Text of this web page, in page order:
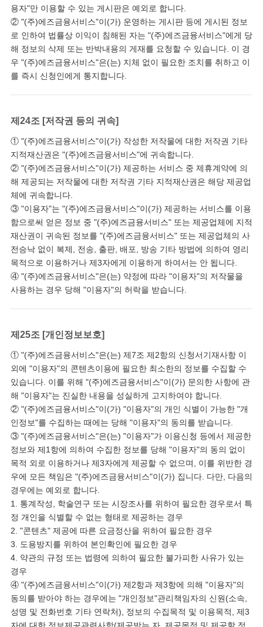
용자"만 이용할 수 있는 게시판은 예외로 합니다.
② "(주)에즈금융서비스"이(가) 운영하는 게시판 등에 게시된 정보
로 인하여 법률상 이익이 침해된 자는 "(주)에즈금융서비스"에게 당
해 정보의 삭제 또는 반박내용의 게재를 요청할 수 있습니다. 이 경
우 "(주)에즈금융서비스"은(는) 지체 없이 필요한 조치를 취하고 이
를 즉시 신청인에게 통지합니다.
제24조 [저작권 등의 귀속]
① "(주)에즈금융서비스"이(가) 작성한 저작물에 대한 저작권 기타
지적재산권은 "(주)에즈금융서비스"에 귀속합니다.
② "(주)에즈금융서비스"이(가) 제공하는 서비스 중 제휴계약에 의
해 제공되는 저작물에 대한 저작권 기타 지적재산권은 해당 제공업
체에 귀속합니다.
③ "이용자"는 "(주)에즈금융서비스"이(가) 제공하는 서비스를 이용
함으로써 얻은 정보 중 "(주)에즈금융서비스" 또는 제공업체에 지적
재산권이 귀속된 정보를 "(주)에즈금융서비스" 또는 제공업체의 사
전승낙 없이 복제, 전송, 출판, 배포, 방송 기타 방법에 의하여 영리
목적으로 이용하거나 제3자에게 이용하게 하여서는 안 됩니다.
④ "(주)에즈금융서비스"은(는) 약정에 따라 "이용자"의 저작물을
사용하는 경우 당해 "이용자"의 허락을 받습니다.
제25조 [개인정보보호]
① "(주)에즈금융서비스"은(는) 제7조 제2항의 신청서기재사항 이
외에 "이용자"의 콘텐츠이용에 필요한 최소한의 정보를 수집할 수
있습니다. 이를 위해 "(주)에즈금융서비스"이(가) 문의한 사항에 관
해 "이용자"는 진실한 내용을 성실하게 고지하여야 합니다.
② "(주)에즈금융서비스"이(가) "이용자"의 개인 식별이 가능한 "개
인정보"를 수집하는 때에는 당해 "이용자"의 동의를 받습니다.
③ "(주)에즈금융서비스"은(는) "이용자"가 이용신청 등에서 제공한
정보와 제1항에 의하여 수집한 정보를 당해 "이용자"의 동의 없이
목적 외로 이용하거나 제3자에게 제공할 수 없으며, 이를 위반한 경
우에 모든 책임은 "(주)에즈금융서비스"이(가) 집니다. 다만, 다음의
경우에는 예외로 합니다.
1. 통계작성, 학술연구 또는 시장조사를 위하여 필요한 경우로서 특
정 개인을 식별할 수 없는 형태로 제공하는 경우
2. "콘텐츠" 제공에 따른 요금정산을 위하여 필요한 경우
3. 도용방지를 위하여 본인확인에 필요한 경우
4. 약관의 규정 또는 법령에 의하여 필요한 불가피한 사유가 있는
경우
④ "(주)에즈금융서비스"이(가) 제2항과 제3항에 의해 "이용자"의
동의를 받아야 하는 경우에는 "개인정보"관리책임자의 신원(소속,
성명 및 전화번호 기타 연락처), 정보의 수집목적 및 이용목적, 제3